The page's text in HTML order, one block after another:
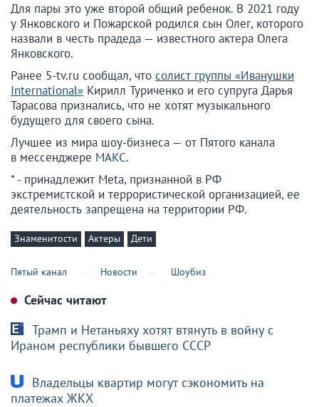
Для пары это уже второй общий ребенок. В 2021 году
у Янковского и Пожарской родился сын Олег, которого
назвали в честь прадеда — известного актера Олега
Янковского.
Ранее 5-tv.ru сообщал, что солист группы «Иванушки
International» Кирилл Туриченко и его супруга Дарья
Тарасова признались, что не хотят музыкального
будущего для своего сына.
Лучшее из мира шоу-бизнеса — от Пятого канала
в мессенджере МАКС.
* - принадлежит Meta, признанной в РФ
экстремистской и террористической организацией, ее
деятельность запрещена на территории РФ.
Знаменитости Актеры Дети
Пятый канал Новости Шоубиз
Сейчас читают
Трамп и Нетаньяху хотят втянуть в войну с
Ираном республики бывшего СССР
Владельцы квартир могут сэкономить на
платежах ЖКХ